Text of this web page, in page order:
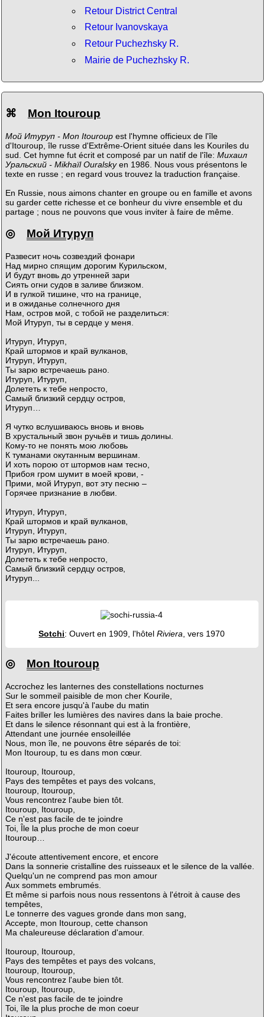
Retour District Central
Retour Ivanovskaya
Retour Puchezhsky R.
Mairie de Puchezhsky R.
⌘ Mon Itouroup
Мой Итуруп - Mon Itouroupest l'hymne officieux de l'île
d'Itouroup, île russe d'Extrême-Orient située dans les Kouriles du
sud. Cet hymne fut écrit et composé par un natif de l'île: Михаил
Уральский - Mikhaïl Ouralskyen 1986. Nous vous présentons le
texte en russe ; en regard vous trouvez la traduction française.
En Russie, nous aimons chanter en groupe ou en famille et avons
su garder cette richesse et ce bonheur du vivre ensemble et du
partage ; nous ne pouvons que vous inviter à faire de même.
◎ Мой Итуруп
Развесит ночь созвездий фонари
Над мирно спящим дорогим Курильском,
И будут вновь до утренней зари
Сиять огни судов в заливе близком.
И в гулкой тишине, что на границе,
и в ожиданье солнечного дня
Нам, остров мой, с тобой не разделиться:
Мой Итуруп, ты в сердце у меня.
Итуруп, Итуруп,
Край штормов и край вулканов,
Итуруп, Итуруп,
Ты зарю встречаешь рано.
Итуруп, Итуруп,
Долететь к тебе непросто,
Самый близкий сердцу остров,
Итуруп…
Я чутко вслушиваюсь вновь и вновь
В хрустальный звон ручьёв и тишь долины.
Кому-то не понять мою любовь
К туманами окутанным вершинам.
И хоть порою от штормов нам тесно,
Прибоя гром шумит в моей крови, -
Прими, мой Итуруп, вот эту песню –
Горячее признание в любви.
Итуруп, Итуруп,
Край штормов и край вулканов,
Итуруп, Итуруп,
Ты зарю встречаешь рано.
Итуруп, Итуруп,
Долететь к тебе непросто,
Самый близкий сердцу остров,
Итуруп...
Sotchi: Ouvert en 1909, l'hôtelRiviera, vers 1970
◎ Mon Itouroup
Accrochez les lanternes des constellations nocturnes
Sur le sommeil paisible de mon cher Kourile,
Et sera encore jusqu'à l'aube du matin
Faites briller les lumières des navires dans la baie proche.
Et dans le silence résonnant qui est à la frontière,
Attendant une journée ensoleillée
Nous, mon île, ne pouvons être séparés de toi:
Mon Itouroup, tu es dans mon cœur.
Itouroup, Itouroup,
Pays des tempêtes et pays des volcans,
Itouroup, Itouroup,
Vous rencontrez l'aube bien tôt.
Itouroup, Itouroup,
Ce n'est pas facile de te joindre
Toi, Île la plus proche de mon coeur
Itouroup…
J'écoute attentivement encore, et encore
Dans la sonnerie cristalline des ruisseaux et le silence de la vallée.
Quelqu'un ne comprend pas mon amour
Aux sommets embrumés.
Et même si parfois nous nous ressentons à l'étroit à cause des
tempêtes,
Le tonnerre des vagues gronde dans mon sang,
Accepte, mon Itouroup, cette chanson
Ma chaleureuse déclaration d'amour.
Itouroup, Itouroup,
Pays des tempêtes et pays des volcans,
Itouroup, Itouroup,
Vous rencontrez l'aube bien tôt.
Itouroup, Itouroup,
Ce n'est pas facile de te joindre
Toi, île la plus proche de mon coeur